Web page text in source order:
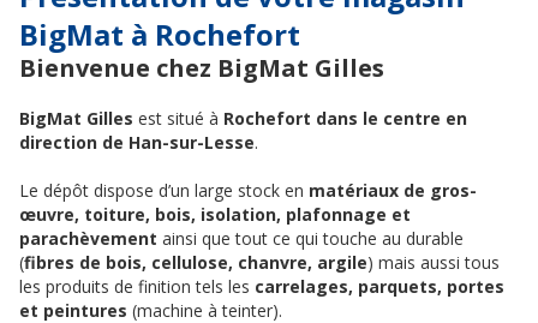
BigMat à Rochefort
Bienvenue chez BigMat Gilles
BigMat Gilles est situé à Rochefort dans le centre en
direction de Han-sur-Lesse.
Le dépôt dispose d’un large stock en matériaux de gros-
œuvre, toiture, bois, isolation, plafonnage et
parachèvement ainsi que tout ce qui touche au durable
(fibres de bois, cellulose, chanvre, argile) mais aussi tous
les produits de finition tels les carrelages, parquets, portes
et peintures (machine à teinter).